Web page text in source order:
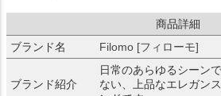
商品詳細
ブランド名
Filomo [フィローモ]
ブランド紹介
日常のあらゆるシーン
ない、上品なエレガン